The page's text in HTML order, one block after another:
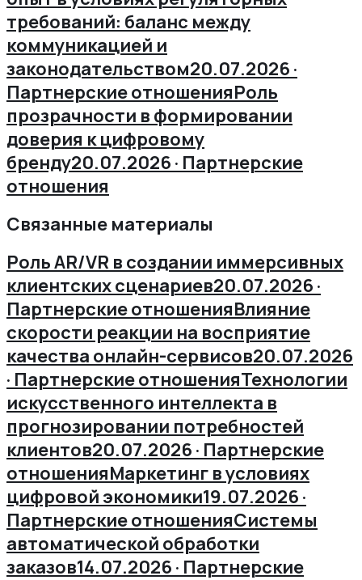
требований: баланс между
коммуникацией и
законодательством20.07.2026 ·
Партнерские отношенияРоль
прозрачности в формировании
доверия к цифровому
бренду20.07.2026 · Партнерские
отношения
Связанные материалы
Роль AR/VR в создании иммерсивных
клиентских сценариев20.07.2026 ·
Партнерские отношенияВлияние
скорости реакции на восприятие
качества онлайн-сервисов20.07.2026
· Партнерские отношенияТехнологии
искусственного интеллекта в
прогнозировании потребностей
клиентов20.07.2026 · Партнерские
отношенияМаркетинг в условиях
цифровой экономики19.07.2026 ·
Партнерские отношенияСистемы
автоматической обработки
заказов14.07.2026 · Партнерские